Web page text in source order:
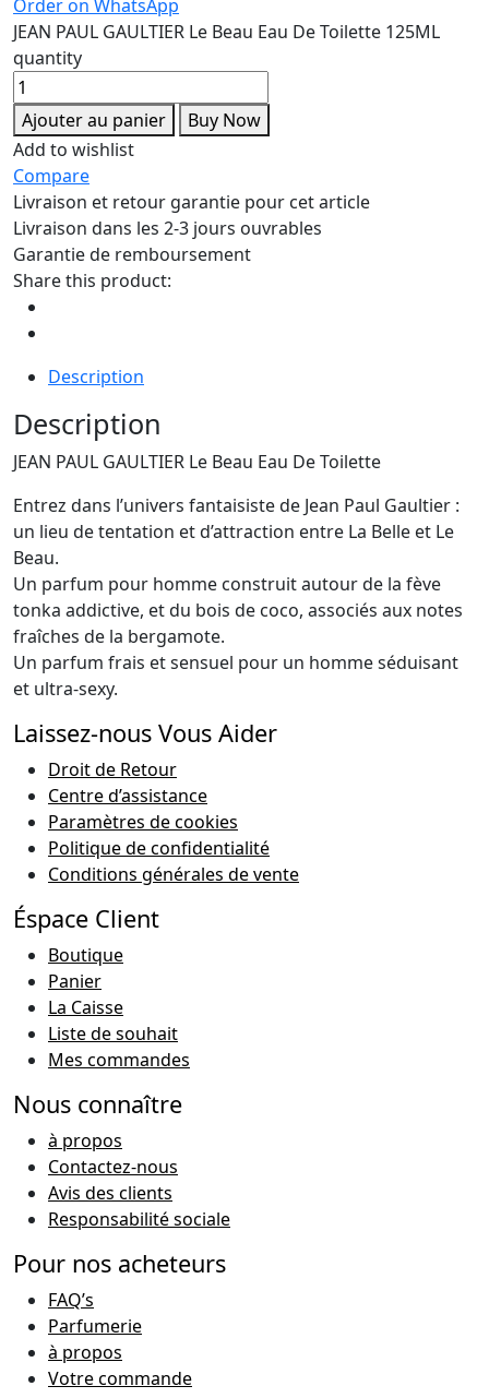
Order on WhatsApp
JEAN PAUL GAULTIER Le Beau Eau De Toilette 125ML
quantity
Ajouter au panier
Buy Now
Add to wishlist
Compare
Livraison et retour garantie pour cet article
Livraison dans les 2-3 jours ouvrables
Garantie de remboursement
Share this product:
Description
Description
JEAN PAUL GAULTIER Le Beau Eau De Toilette
Entrez dans l’univers fantaisiste de Jean Paul Gaultier :
un lieu de tentation et d’attraction entre La Belle et Le
Beau.
Un parfum pour homme construit autour de la fève
tonka addictive, et du bois de coco, associés aux notes
fraîches de la bergamote.
Un parfum frais et sensuel pour un homme séduisant
et ultra-sexy.
Laissez-nous Vous Aider
Droit de Retour
Centre d’assistance
Paramètres de cookies
Politique de confidentialité
Conditions générales de vente
Éspace Client
Boutique
Panier
La Caisse
Liste de souhait
Mes commandes
Nous connaître
à propos
Contactez-nous
Avis des clients
Responsabilité sociale
Pour nos acheteurs
FAQ’s
Parfumerie
à propos
Votre commande